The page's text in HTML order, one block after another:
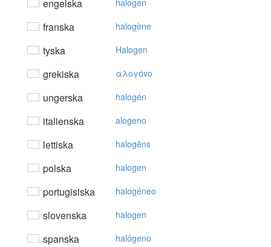
engelska halogen
franska halogène
tyska Halogen
grekiska αλoγόvo
ungerska halogén
italienska alogeno
lettiska halogēns
polska halogen
portugisiska halogéneo
slovenska halogen
spanska halógeno